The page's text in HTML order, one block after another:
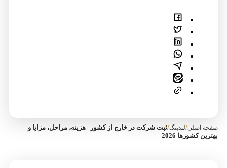
اصلی/لندینگ/ ثبت شرکت در خارج از کشور | هزینه، مراحل، مزایا و
کشورها 2026